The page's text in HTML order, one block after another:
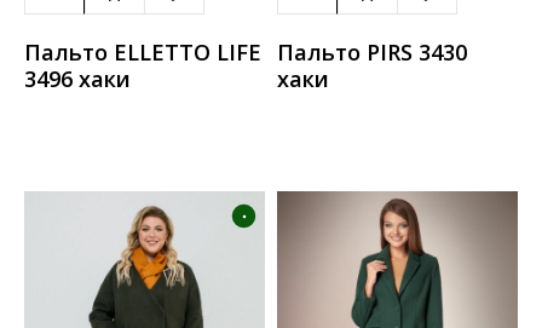
Пальто ELLETTO LIFE
3496 хаки
Пальто PIRS 3430
хаки